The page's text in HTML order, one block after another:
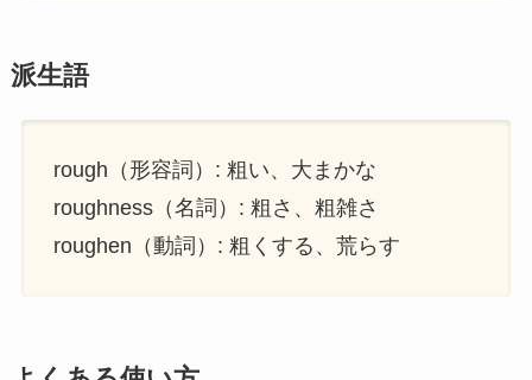
派生語
rough（形容詞）: 粗い、大まかな
roughness（名詞）: 粗さ、粗雑さ
roughen（動詞）: 粗くする、荒らす